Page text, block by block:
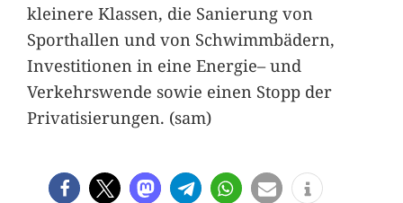
kleinere Klassen, die Sanierung von
Sporthallen und von Schwimmbädern,
Investitionen in eine Energie– und
Verkehrswende sowie einen Stopp der
Privatisierungen. (sam)